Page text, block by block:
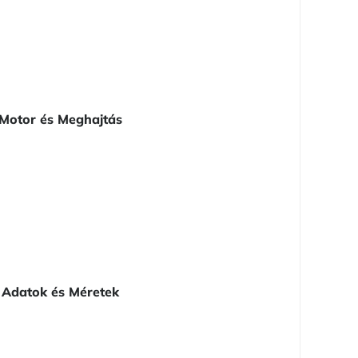
és Meghajtás
Adatok és Méretek